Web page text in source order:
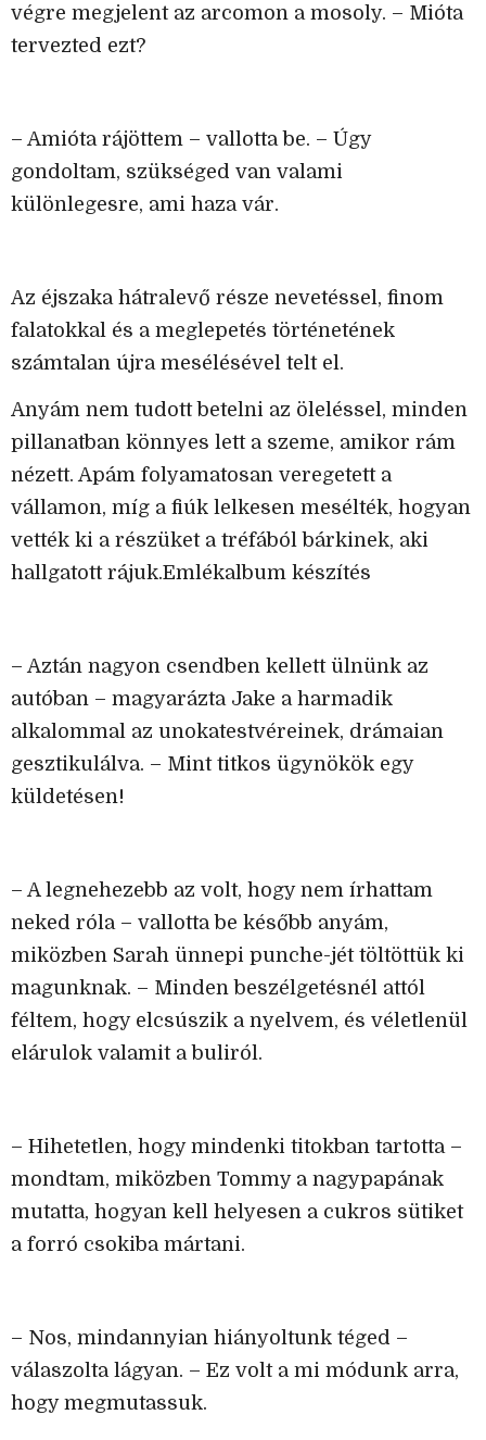
végre megjelent az arcomon a mosoly. – Mióta
tervezted ezt?
– Amióta rájöttem – vallotta be. – Úgy
gondoltam, szükséged van valami
különlegesre, ami haza vár.
Az éjszaka hátralevő része nevetéssel, finom
falatokkal és a meglepetés történetének
számtalan újra mesélésével telt el.
Anyám nem tudott betelni az öleléssel, minden
pillanatban könnyes lett a szeme, amikor rám
nézett. Apám folyamatosan veregetett a
vállamon, míg a fiúk lelkesen mesélték, hogyan
vették ki a részüket a tréfából bárkinek, aki
hallgatott rájuk.Emlékalbum készítés
– Aztán nagyon csendben kellett ülnünk az
autóban – magyarázta Jake a harmadik
alkalommal az unokatestvéreinek, drámaian
gesztikulálva. – Mint titkos ügynökök egy
küldetésen!
– A legnehezebb az volt, hogy nem írhattam
neked róla – vallotta be később anyám,
miközben Sarah ünnepi punche-jét töltöttük ki
magunknak. – Minden beszélgetésnél attól
féltem, hogy elcsúszik a nyelvem, és véletlenül
elárulok valamit a buliról.
– Hihetetlen, hogy mindenki titokban tartotta –
mondtam, miközben Tommy a nagypapának
mutatta, hogyan kell helyesen a cukros sütiket
a forró csokiba mártani.
– Nos, mindannyian hiányoltunk téged –
válaszolta lágyan. – Ez volt a mi módunk arra,
hogy megmutassuk.